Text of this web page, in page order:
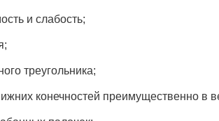
и слабость;
треугольника;
конечностей преимущественно в